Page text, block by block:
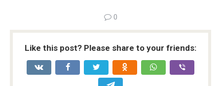
0
Like this post? Please share to your friends: